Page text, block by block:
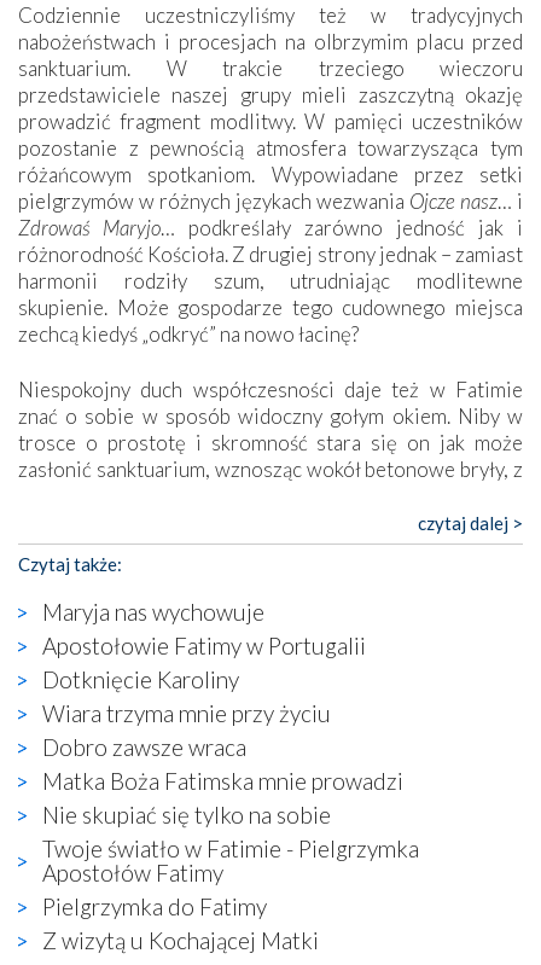
Codziennie uczestniczyliśmy też w tradycyjnych
nabożeństwach i procesjach na olbrzymim placu przed
sanktuarium. W trakcie trzeciego wieczoru
przedstawiciele naszej grupy mieli zaszczytną okazję
prowadzić fragment modlitwy. W pamięci uczestników
pozostanie z pewnością atmosfera towarzysząca tym
różańcowym spotkaniom. Wypowiadane przez setki
pielgrzymów w różnych językach wezwania Ojcze nasz… i
Zdrowaś Maryjo… podkreślały zarówno jedność jak i
różnorodność Kościoła. Z drugiej strony jednak – zamiast
harmonii rodziły szum, utrudniając modlitewne
skupienie. Może gospodarze tego cudownego miejsca
zechcą kiedyś „odkryć” na nowo łacinę?
Niespokojny duch współczesności daje też w Fatimie
znać o sobie w sposób widoczny gołym okiem. Niby w
trosce o prostotę i skromność stara się on jak może
zasłonić sanktuarium, wznosząc wokół betonowe bryły, z
katolickiego kultu. Tylko co wspólnego z żywą,
autentyczną wiarą mogą mieć płaskie, szare bunkry albo
kaplice, w których Tabernakulum przypomina bardziej
skrzynkę na narzędzia? Albo co powiedzieć o ustawionym
tuż przy nowej bazylice wielkim krzyżu, na którym
zamiast Chrystusa umieszczono dziwaczną postać jakby
wyjętą ze starożytnych hieroglifów? W kulturowym
kontekście naszych czasów to raczej karykatura niż godny
wizerunek Zbawiciela…
Zatem nawet w bezpośrednim otoczeniu sanktuarium
naocznie przekonaliśmy się, że wewnątrz Kościoła toczy
się ogromna walka o kształt katolicyzmu i o serca
wierzących. Do czego to zmaganie może prowadzić,
widzieliśmy w urokliwym, niewielkim mieście Obidos,
gdzie w miejscu dawnego kościoła działa dzisiaj…
księgarnia.
czytaj dalej >
Czytaj także:
Maryja nas wychowuje
Apostołowie Fatimy w Portugalii
Dotknięcie Karoliny
Wiara trzyma mnie przy życiu
Dobro zawsze wraca
Matka Boża Fatimska mnie prowadzi
Nie skupiać się tylko na sobie
Twoje światło w Fatimie - Pielgrzymka
Apostołów Fatimy
Pielgrzymka do Fatimy
Z wizytą u Kochającej Matki